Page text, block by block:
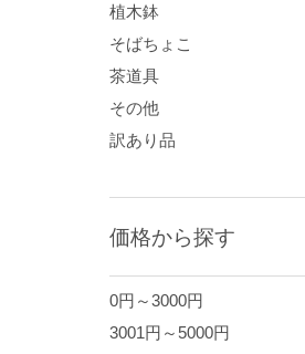
植木鉢
そばちょこ
茶道具
その他
訳あり品
価格から探す
0円～3000円
3001円～5000円